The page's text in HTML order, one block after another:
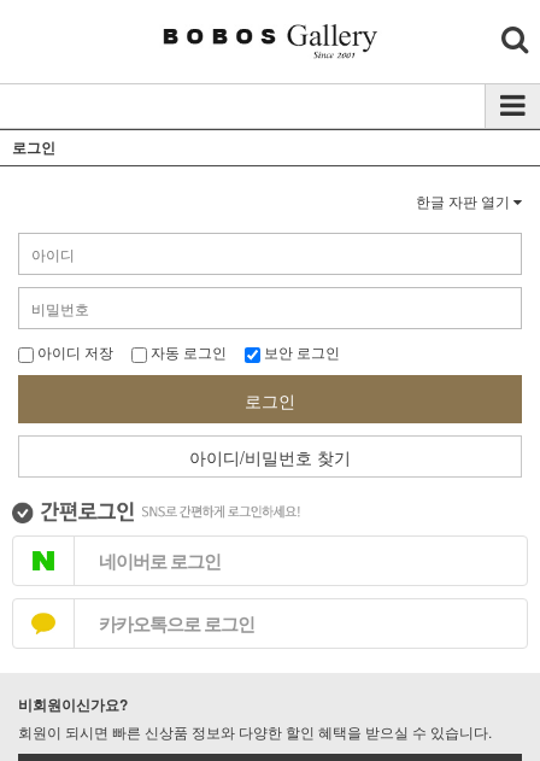
로그인
한글 자판 열기
아이디 저장 자동 로그인 보안 로그인
로그인
아이디/비밀번호 찾기
네이버로 로그인
카카오톡으로 로그인
비회원이신가요?
회원이 되시면 빠른 신상품 정보와 다양한 할인 혜택을 받으실 수 있습니다.